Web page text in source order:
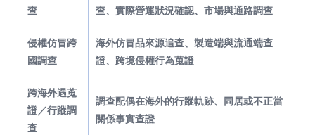
查
查、實際營運狀況確認、市場與通路調查
侵權仿冒跨
國調查
海外仿冒品來源追查、製造端與流通端查
證、跨境侵權行為蒐證
跨海外遇蒐
證／行蹤調
查
調查配偶在海外的行蹤軌跡、同居或不正當
關係事實查證